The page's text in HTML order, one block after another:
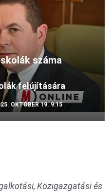
száma
felújítására
OKTÓBER 19. 9:15
Közigazgatási és